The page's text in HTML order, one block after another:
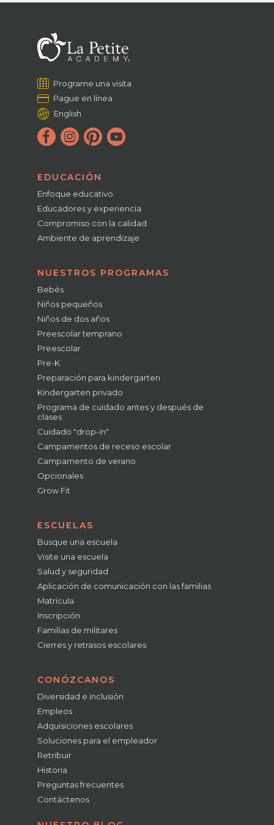
Programe una visita
Pague en línea
English
EDUCACIÓN
Enfoque educativo
Educadores y experiencia
Compromiso con la calidad
Ambiente de aprendizaje
NUESTROS PROGRAMAS
Bebés
Niños pequeños
Niños de dos años
Preescolar temprano
Preescolar
Pre-K
Preparación para kindergarten
Kindergarten privado
Programa de cuidado antes y después de
clases
Cuidado "drop-in"
Campamentos de receso escolar
Campamento de verano
Opcionales
Grow Fit
ESCUELAS
Busque una escuela
Visite una escuela
Salud y seguridad
Aplicación de comunicación con las familias
Matrícula
Inscripción
Familias de militares
Cierres y retrasos escolares
CONÓZCANOS
Diversidad e inclusión
Empleos
Adquisiciones escolares
Soluciones para el empleador
Retribuir
Historia
Preguntas frecuentes
Contáctenos